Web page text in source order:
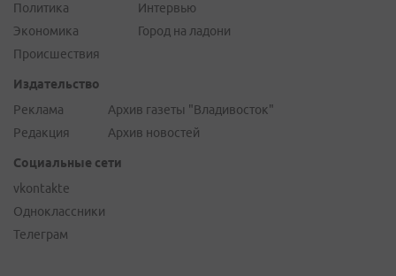
Политика
Экономика
Происшествия
Интервью
Город на ладони
Издательство
Реклама
Редакция
Архив газеты "Владивосток"
Архив новостей
Социальные сети
vkontakte
Одноклассники
Телеграм